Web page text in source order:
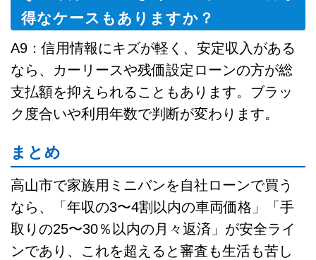
得なケースもありますか？
A9：信用情報にキズが軽く、安定収入がある
なら、カーリースや残価設定ローンの方が総
支払額を抑えられることもあります。ブラッ
ク度合いや利用年数で判断が変わります。
まとめ
高山市で家族用ミニバンを自社ローンで買う
なら、「年収の3〜4割以内の車両価格」「手
取りの25〜30％以内の月々返済」が安全ライ
ンであり、これを超えると審査も生活も苦し